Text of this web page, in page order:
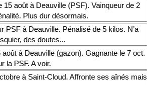
août à Deauville (PSF). Vainqueur de 2
Plus dur désormais.
PSF à Deauville. Pénalisé de 5 kilos. N’a
des doutes...
à Deauville (gazon). Gagnante le 7 oct.
la PSF. A voir.
à Saint-Cloud. Affronte ses aînés mais